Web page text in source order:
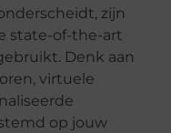
zijn
state-of-the-art
Denk aan
virtuele
op jouw